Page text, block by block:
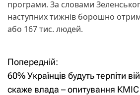
програми. За словами
наступних тижнів борошно
або 167 тис. людей.
Н
а
Попередній:
60% Українців будуть терпіти
скаже влада – опитування КМІС